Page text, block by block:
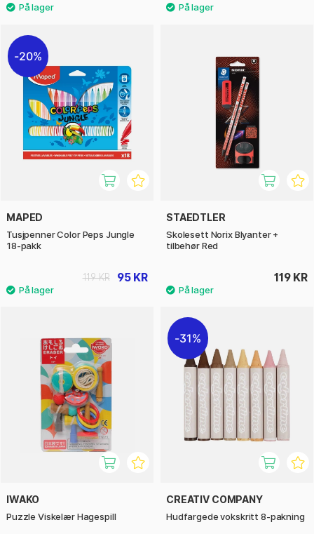
20%
MAPED
Tusjpenner Color Peps Jungle
18-pakk
95 KR
119 KR
STAEDTLER
Skolesett Norix Blyanter +
tilbehør Red
119 KR
IWAKO
Puzzle Viskelær Hagespill
31%
CREATIV COMPANY
Hudfargede vokskritt 8-pakning